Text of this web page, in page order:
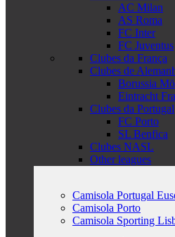
AC Milan
AS Roma
FC Inter
FC Juventus
Clubes da França
Clubes de
Borussia
Eintracht
Clubes da Portugal
FC Porto
SL Benfica
Clubes NASL
Other leagues
Camisola Portugal
Camisola Porto
Camisola Sporting